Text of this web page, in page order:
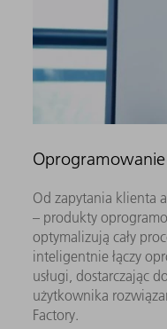
Oprogramowanie
Od zapytania klienta
– produkty
optymalizują cały
inteligentnie łączy
usługi, dostarczając
użytkownika
Factory.